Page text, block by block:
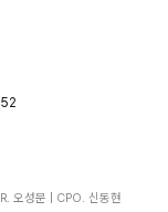
오성문 | CPO. 신동현